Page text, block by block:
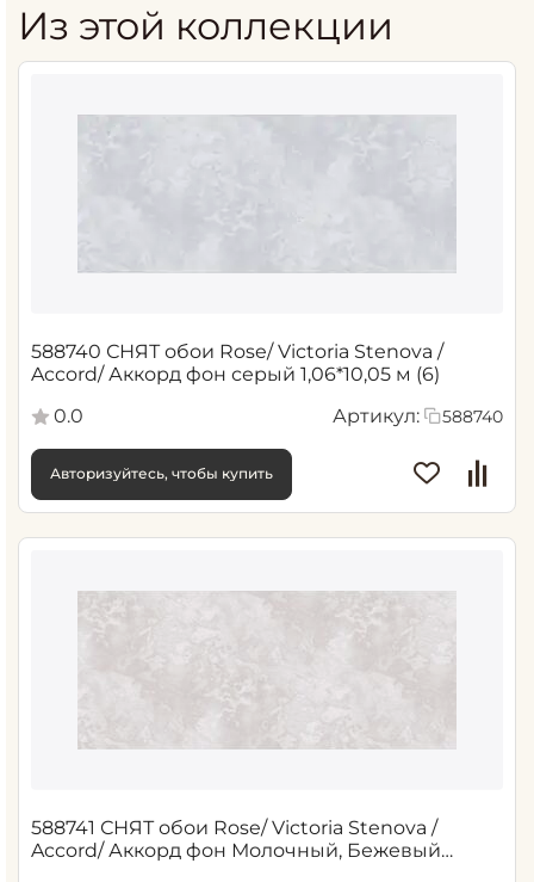
Из этой коллекции
588740 СНЯТ обои Rose/ Victoria Stenova /
Accord/ Аккорд фон серый 1,06*10,05 м (6)
0.0
Артикул: 588740
Авторизуйтесь, чтобы купить
588741 СНЯТ обои Rose/ Victoria Stenova /
Accord/ Аккорд фон Молочный, Бежевый